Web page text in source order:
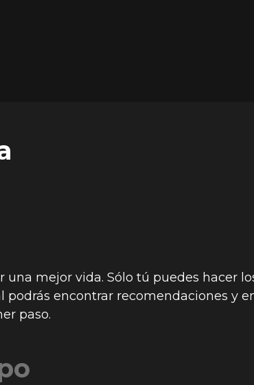
una mejor vida. Sólo tú puedes hacer
podrás encontrar recomendaciones y
paso.